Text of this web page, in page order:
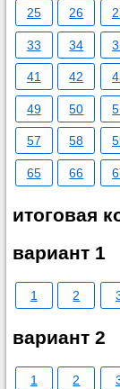
25 26
33 34
41 42
49 50
57 58
65 66
итоговая
вариант 1
1 2
вариант 2
1 2